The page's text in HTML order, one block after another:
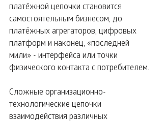
платёжной цепочки становится
самостоятельным бизнесом, до
платёжных агрегаторов, цифровых
платформ и наконец, «последней
мили» - интерфейса или точки
физического контакта с потребителем.
Сложные организационно-
технологические цепочки
взаимодействия различных